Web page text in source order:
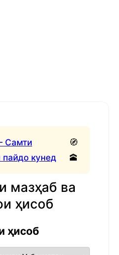
Самти
пайдо кунед
🧭
🕋
мазҳаб ва
ҳисоб
ҳисоб